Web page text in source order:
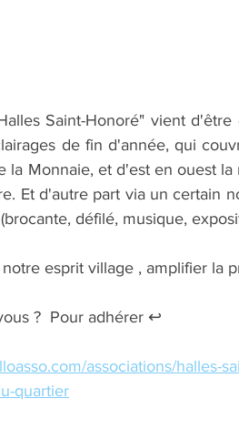
Saint-Honoré" vient
de fin d'année, qui
la Monnaie, et d'est en ouest
Et d'autre part via un certain
défilé, musique,
esprit village , amplifier la
?  Pour adhérer ↩️
associations/halles-
quartier